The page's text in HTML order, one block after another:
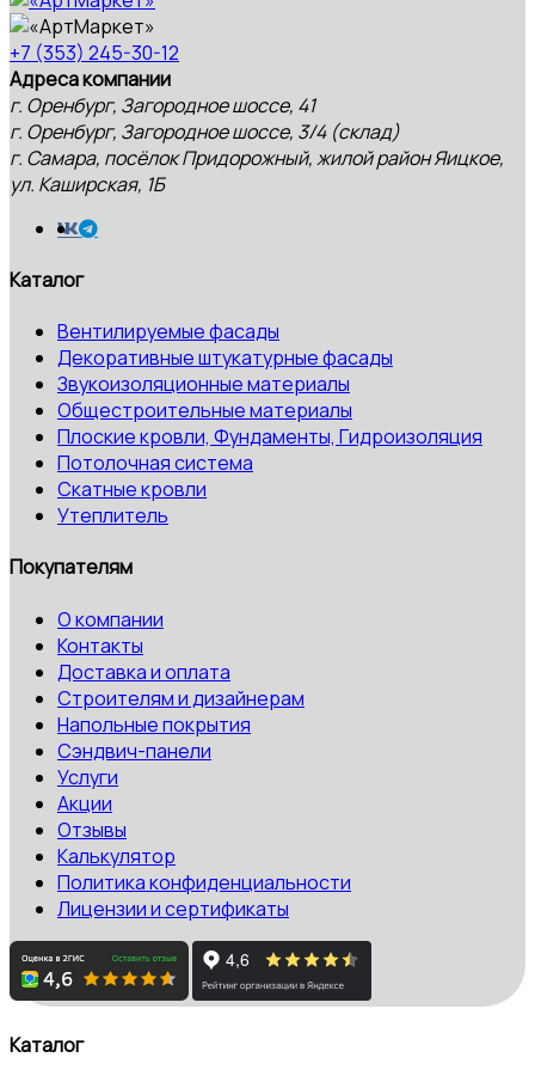
+7 (353) 245-30-12
Адреса компании
г. Оренбург, Загородное шоссе, 41
г. Оренбург, Загородное шоссе, 3/4 (склад)
г. Самара, посёлок Придорожный, жилой район Яицкое,
ул. Каширская, 1Б
Каталог
Вентилируемые фасады
Декоративные штукатурные фасады
Звукоизоляционные материалы
Общестроительные материалы
Плоские кровли, Фундаменты, Гидроизоляция
Потолочная система
Скатные кровли
Утеплитель
Покупателям
О компании
Контакты
Доставка и оплата
Строителям и дизайнерам
Напольные покрытия
Сэндвич-панели
Услуги
Акции
Отзывы
Калькулятор
Политика конфиденциальности
Лицензии и сертификаты
Каталог